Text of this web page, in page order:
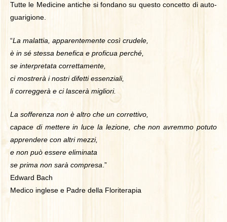
Tutte le Medicine antiche si fondano su questo concetto di auto-
guarigione.
“La malattia, apparentemente così crudele,
è in sé stessa benefica e proficua perché,
se interpretata correttamente,
ci mostrerà i nostri difetti essenziali,
li correggerà e ci lascerà migliori.
La sofferenza non è altro che un correttivo,
capace di mettere in luce la lezione, che non avremmo potuto
apprendere con altri mezzi,
e non può essere eliminata
se prima non sarà compresa.”
Edward Bach
Medico inglese e Padre della Floriterapia